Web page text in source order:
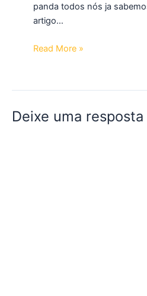
panda todos nós ja
artigo…
Read More »
Deixe uma resposta